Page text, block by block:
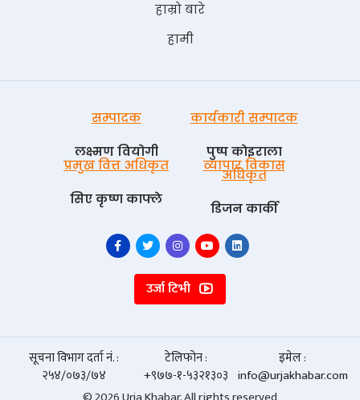
हाम्रो बारे
हामी
सम्पादक
लक्ष्मण वियोगी
कार्यकारी सम्पादक
पुष्प काेइराला
प्रमुख वित्त अधिकृत
सिए कृष्ण काफ्ले
व्यापार विकास
अधिकृत
डिजन कार्की
उर्जा टिभी
सूचना विभाग दर्ता नं. :
२५४/०७३/७४
टेलिफोन :
+९७७-१-५३२१३०३
इमेल :
info@urjakhabar.com